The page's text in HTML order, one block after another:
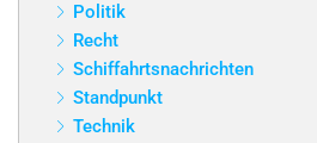
Politik
Recht
Schiffahrtsnachrichten
Standpunkt
Technik